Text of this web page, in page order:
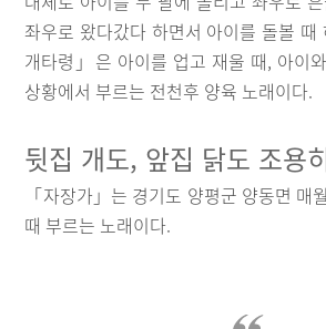
좌우로 왔다갔다 하면서 아이를 돌볼 때
개타령」은 아이를 업고 재울 때, 아이
상황에서 부르는 전천후 양육 노래이다.
뒷집 개도, 앞집 닭도 조용
「자장가」는 경기도 양평군 양동면 매
때 부르는 노래이다.